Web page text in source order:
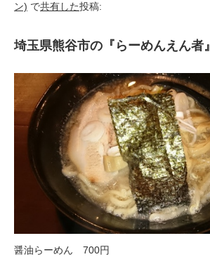
ン) で共有した投稿:
埼玉県熊谷市の『らーめんえん者』
醤油らーめん 700円